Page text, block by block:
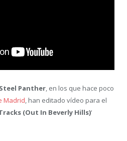
Steel Panther, en los que hace poco
Madrid, han editado vídeo para el
(Out In Beverly Hills)‘